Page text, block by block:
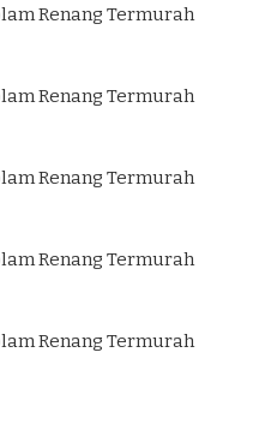
Renang Termurah
Renang Termurah
Renang Termurah
Renang Termurah
Renang Termurah